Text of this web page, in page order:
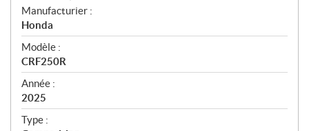
S
p
é
c
i
f
i
c
Manufacturier :
Honda
Modèle :
CRF250R
Année :
2025
Type :